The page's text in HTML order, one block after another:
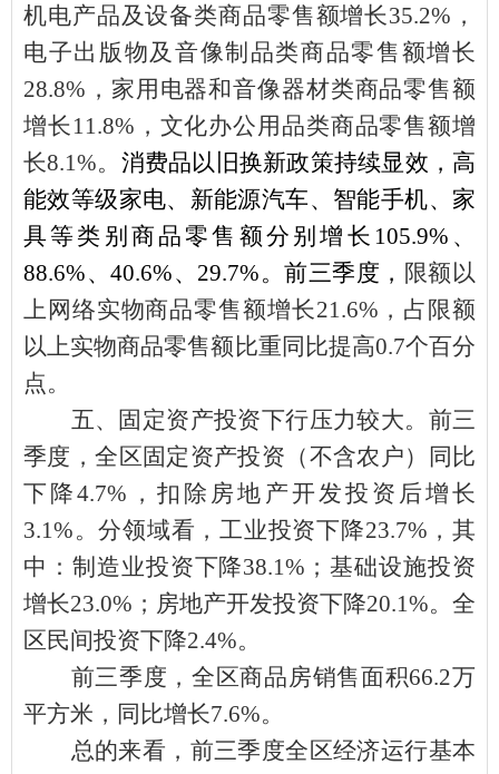
机电产品及设备类商品零售额增长35.2%，
电子出版物及音像制品类商品零售额增长
28.8%，家用电器和音像器材类商品零售额
增长11.8%，文化办公用品类商品零售额增
长8.1%。 消费品以旧换新政策持续显效，高
能效等级家电、新能源汽车、智能手机、家
具等类别商品零售额分别增长 105.9%、
88.6%、40.6%、29.7%。前三季度， 限额以
上网络实物商品零售额增长21.6%，占限额
以上实物商品零售额比重同比提高0.7个百分
点。
五、固定资产投资下行压力较大。 前三
季度，全区固定资产投资（不含农户）同比
下降4.7%，扣除房地产开发投资后增长
3.1%。分领域看，工业投资下降23.7%，其
中：制造业投资下降38.1%；基础设施投资
增长23.0%；房地产开发投资下降20.1%。全
区民间投资下降2.4%。
前三季度，全区商品房销售面积66.2万
平方米，同比增长7.6%。
总的来看，前三季度全区经济运行基本